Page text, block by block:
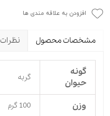
افزودن به علاقه مندی ها
مشخصات محصول نظرات
گونه
حیوان
گربه
وزن 100 گرم